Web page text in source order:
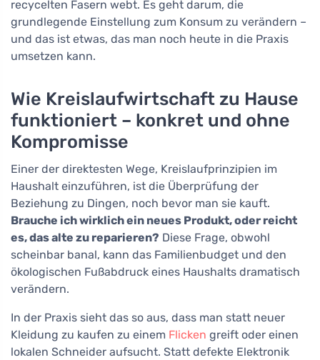
recycelten Fasern webt. Es geht darum, die
grundlegende Einstellung zum Konsum zu verändern –
und das ist etwas, das man noch heute in die Praxis
umsetzen kann.
Wie Kreislaufwirtschaft zu Hause
funktioniert – konkret und ohne
Kompromisse
Einer der direktesten Wege, Kreislaufprinzipien im
Haushalt einzuführen, ist die Überprüfung der
Beziehung zu Dingen, noch bevor man sie kauft.
Brauche ich wirklich ein neues Produkt, oder reicht
es, das alte zu reparieren? Diese Frage, obwohl
scheinbar banal, kann das Familienbudget und den
ökologischen Fußabdruck eines Haushalts dramatisch
verändern.
In der Praxis sieht das so aus, dass man statt neuer
Kleidung zu kaufen zu einem Flicken greift oder einen
lokalen Schneider aufsucht. Statt defekte Elektronik